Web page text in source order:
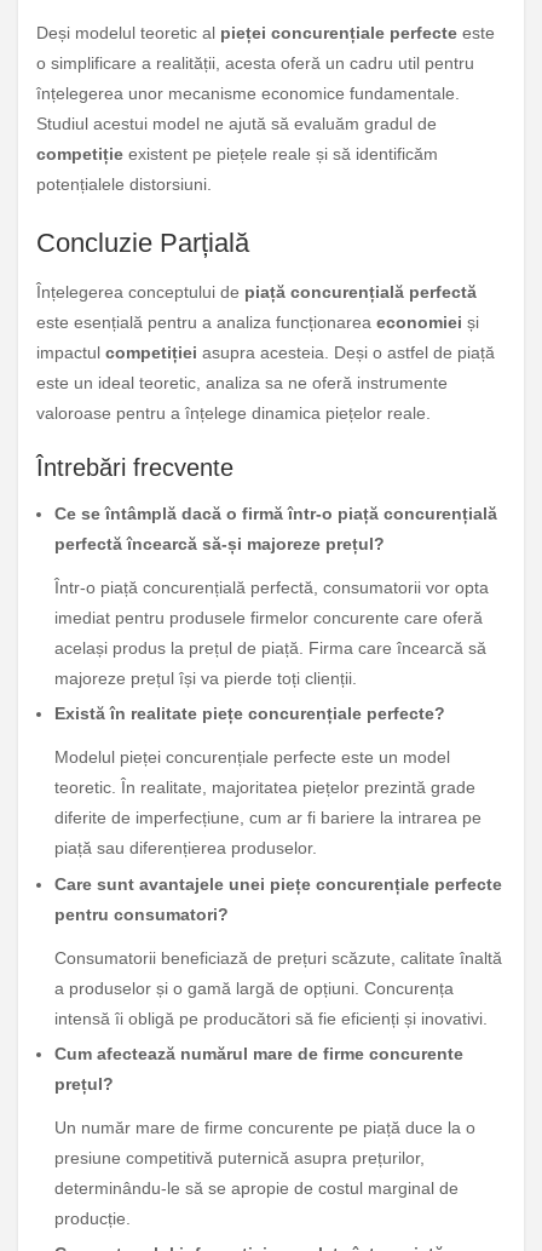
Deși modelul teoretic al pieței concurențiale perfecte este
o simplificare a realității, acesta oferă un cadru util pentru
înțelegerea unor mecanisme economice fundamentale.
Studiul acestui model ne ajută să evaluăm gradul de
competiție existent pe piețele reale și să identificăm
potențialele distorsiuni.
Concluzie Parțială
Înțelegerea conceptului de piață concurențială perfectă
este esențială pentru a analiza funcționarea economiei și
impactul competiției asupra acesteia. Deși o astfel de piață
este un ideal teoretic, analiza sa ne oferă instrumente
valoroase pentru a înțelege dinamica piețelor reale.
Întrebări frecvente
Ce se întâmplă dacă o firmă într-o piață concurențială
perfectă încearcă să-și majoreze prețul?
Într-o piață concurențială perfectă, consumatorii vor opta
imediat pentru produsele firmelor concurente care oferă
același produs la prețul de piață. Firma care încearcă să
majoreze prețul își va pierde toți clienții.
Există în realitate piețe concurențiale perfecte?
Modelul pieței concurențiale perfecte este un model
teoretic. În realitate, majoritatea piețelor prezintă grade
diferite de imperfecțiune, cum ar fi bariere la intrarea pe
piață sau diferențierea produselor.
Care sunt avantajele unei piețe concurențiale perfecte
pentru consumatori?
Consumatorii beneficiază de prețuri scăzute, calitate înaltă
a produselor și o gamă largă de opțiuni. Concurența
intensă îi obligă pe producători să fie eficienți și inovativi.
Cum afectează numărul mare de firme concurente
prețul?
Un număr mare de firme concurente pe piață duce la o
presiune competitivă puternică asupra prețurilor,
determinându-le să se apropie de costul marginal de
producție.